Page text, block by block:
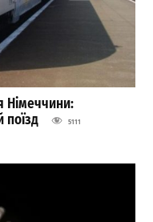
Німеччини:
поїзд
5111